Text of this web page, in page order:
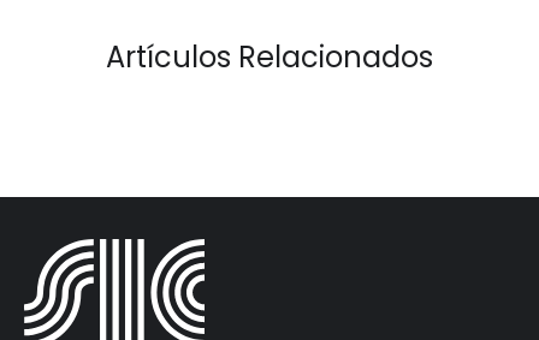
Artículos Relacionados